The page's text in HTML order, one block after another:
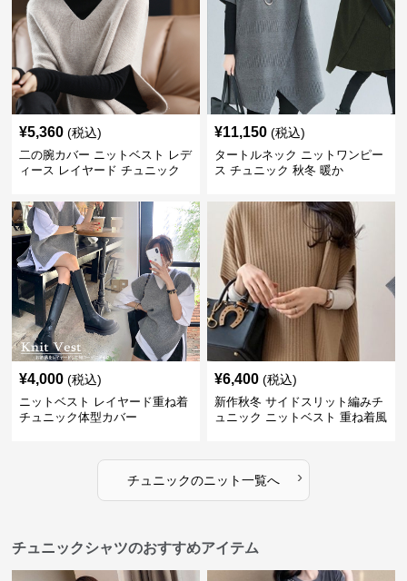
¥5,360 (税込)
二の腕カバー ニットベスト レデ
ィース レイヤード チュニック
¥11,150 (税込)
タートルネック ニットワンピー
ス チュニック 秋冬 暖か
¥4,000 (税込)
ニットベスト レイヤード重ね着
チュニック体型カバー
¥6,400 (税込)
新作秋冬 サイドスリット編みチ
ュニック ニットベスト 重ね着風
チュニックのニット一覧へ ›
チュニックシャツのおすすめアイテム